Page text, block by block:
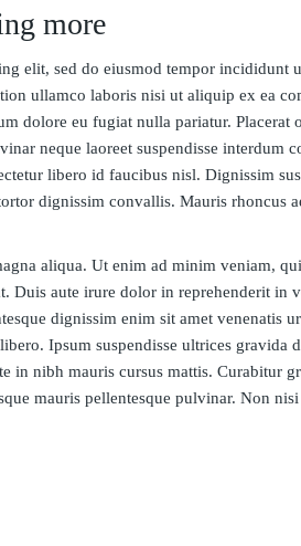
more
elit, sed do eiusmod tempor incididunt
ullamco laboris nisi ut aliquip ex ea
dolore eu fugiat nulla pariatur. Placerat
neque laoreet suspendisse interdum
libero id faucibus nisl. Dignissim
dignissim convallis. Mauris rhoncus
aliqua. Ut enim ad minim veniam,
Duis aute irure dolor in reprehenderit in
dignissim enim sit amet venenatis
Ipsum suspendisse ultrices gravida
in nibh mauris cursus mattis. Curabitur
mauris pellentesque pulvinar. Non